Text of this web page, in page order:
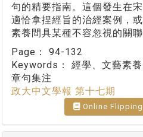
句的精要指南。這個發生在
適恰拿捏經旨的治經案例，
素養間具某種不容忽視的關聯
Page： 94-132
Keywords： 經學、文藝素
章句集注
政大中文學報 第十七期
Online